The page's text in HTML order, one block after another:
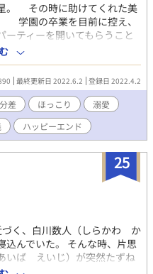
。 その時に助けてくれた美
学園の卒業を目前に控え、
ティーを開いてもらうこと
ヴァリエ様に会うためだ。
いたのに、カップル希望に
！？ 公爵家の嫡男であるシ
。 一方、シュヴァリエは、
めていた。 大商会の美人で
のアプローチに、戸惑いの
寄って来ていると思ってい
のだと思っていたが、なに
プレックスを持つ人々が、
三割に満たない世界。 同性
妊娠できます。 ご都合主
最終更新日 2022.6.2 登録日 2022.4.2
差 ほっこり
溺愛
ハッピーエンド
25
づく、白川数人（しらかわ か
込んでいた。 そんな時、片思
いば えいじ）が突然たずね
のでご注意ください。 高校